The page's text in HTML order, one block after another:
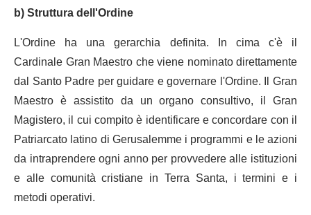
b) Struttura dell'Ordine
L'Ordine ha una gerarchia definita. In cima c'è il
Cardinale Gran Maestro che viene nominato direttamente
dal Santo Padre per guidare e governare l'Ordine. Il Gran
Maestro è assistito da un organo consultivo, il Gran
Magistero, il cui compito è identificare e concordare con il
Patriarcato latino di Gerusalemme i programmi e le azioni
da intraprendere ogni anno per provvedere alle istituzioni
e alle comunità cristiane in Terra Santa, i termini e i
metodi operativi.